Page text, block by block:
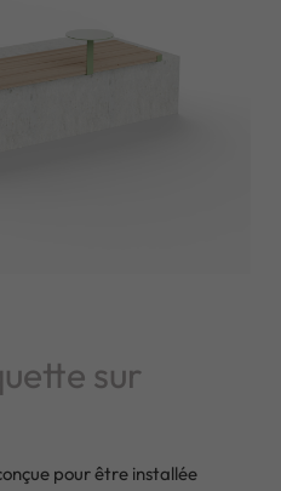
sur
pour être installée